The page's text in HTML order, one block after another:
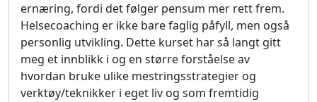
ernæring, fordi det følger pensum mer rett frem.
Helsecoaching er ikke bare faglig påfyll, men også
personlig utvikling. Dette kurset har så langt gitt
meg et innblikk i og en større forståelse av
hvordan bruke ulike mestringsstrategier og
verktøy/teknikker i eget liv og som fremtidig